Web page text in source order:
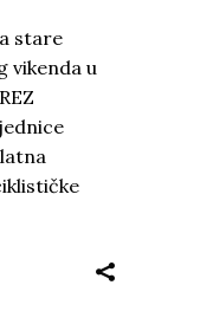
stare
vikenda u